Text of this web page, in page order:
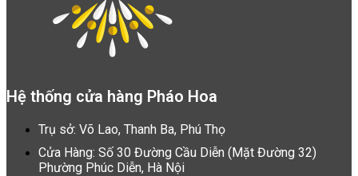
Hệ thống cửa hàng Pháo Hoa
Trụ sở: Võ Lao, Thanh Ba, Phú Thọ
Cửa Hàng: Số 30 Đường Cầu Diễn (Mặt Đường 32)
Phường Phúc Diễn, Hà Nội